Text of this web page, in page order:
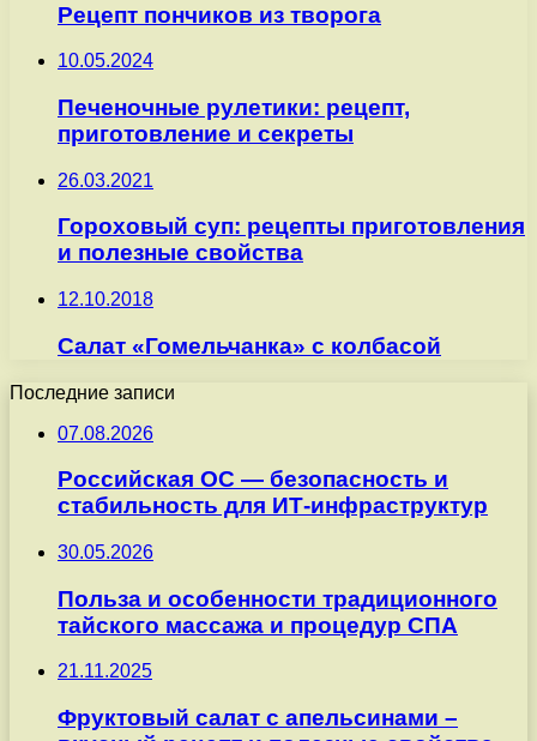
Рецепт пончиков из творога
10.05.2024
Печеночные рулетики: рецепт,
приготовление и секреты
26.03.2021
Гороховый суп: рецепты приготовления
и полезные свойства
12.10.2018
Салат «Гомельчанка» с колбасой
Последние записи
07.08.2026
Российская ОС — безопасность и
стабильность для ИТ-инфраструктур
30.05.2026
Польза и особенности традиционного
тайского массажа и процедур СПА
21.11.2025
Фруктовый салат с апельсинами –